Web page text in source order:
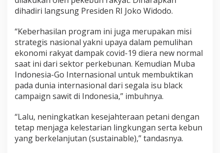
dihadiri langsung Presiden RI Joko Widodo.
“Keberhasilan program ini juga merupakan misi
strategis nasional yakni upaya dalam pemulihan
ekonomi rakyat dampak covid-19 diera new normal
saat ini dari sektor perkebunan. Kemudian Muba
Indonesia-Go Internasional untuk membuktikan
pada dunia internasional dari segala isu black
campaign sawit di Indonesia,” imbuhnya.
“Lalu, neningkatkan kesejahteraan petani dengan
tetap menjaga kelestarian lingkungan serta kebun
yang berkelanjutan (sustainable),” tandasnya.